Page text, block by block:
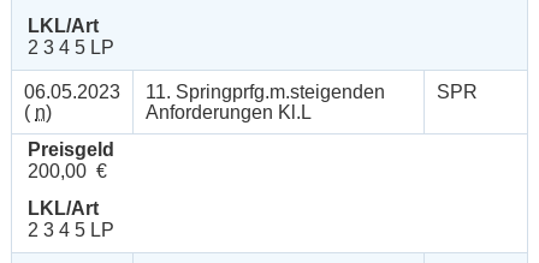
LKL/Art
2 3 4 5 LP
06.05.2023
( n)
11. Springprfg.m.steigenden
Anforderungen Kl.L
SPR
Preisgeld
200,00 €
LKL/Art
2 3 4 5 LP